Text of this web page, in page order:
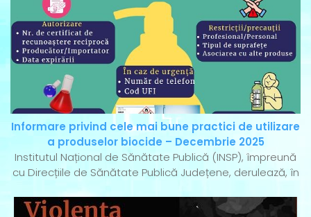
Informare privind cele mai bune practici de utilizare
a produselor biocide – Decembrie 2025
Institutul Național de Sănătate Publică (INSP), împreună
cu Direcțiile de Sănătate Publică Județene, derulează, în